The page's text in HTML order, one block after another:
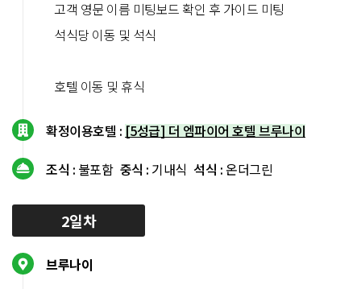
고객 영문 이름 미팅보드 확인 후 가이드 미팅
석식당 이동 및 석식
호텔 이동 및 휴식
확정이용호텔 :[5성급] 더 엠파이어 호텔 브루나이
조식 : 불포함 중식 : 기내식 석식 : 온더그린
2일차
브루나이